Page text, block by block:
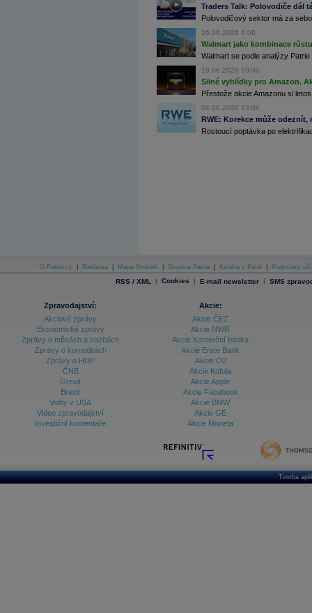
Databanka - Ekonomický růst
Databanka - Indexy
Databanka - Měnové kurzy
Databanka - Trh práce
Databanka - Úrokové sazby
Databanka - Veřejné rozpočty
Databanka akcie - Svět
Traders Talk: Polovodiče dál
Polovodičový sektor má za
26.06.2026 6:06
Walmart jako kombinace
Walmart se podle analýzy
18.06.2026 10:00
Silné vyhlídky pro Amazon.
Přestože akcie Amazonu si
04.06.2026 13:06
RWE: Korekce může
Rostoucí poptávka po
O Patria.cz Reklama Mapa Stránek Skupina Patria Kariéra v Patrii Podmínky
RSS / XML | Cookies | E-mail newsletter | SMS
Zpravodajství:
Akciové zprávy
Ekonomické zprávy
Zprávy o měnách a sazbách
Zprávy o komoditách
Zprávy o HDP
ČNB
Grexit
Brexit
Volby v USA
Video zpravodajství
Investiční komentáře
Akcie:
Akcie ČEZ
Akcie NWR
Akcie Komerční banka
Akcie Erste Bank
Akcie O2
Akcie Kofola
Akcie Apple
Akcie Facebook
Akcie BMW
Akcie GE
Akcie Moneta
Tvorba